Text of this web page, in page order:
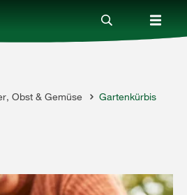
Obst & Gemüse Gartenkürbis